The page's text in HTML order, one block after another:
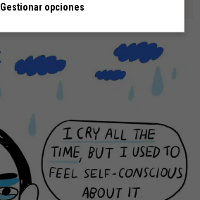
Gestionar opciones